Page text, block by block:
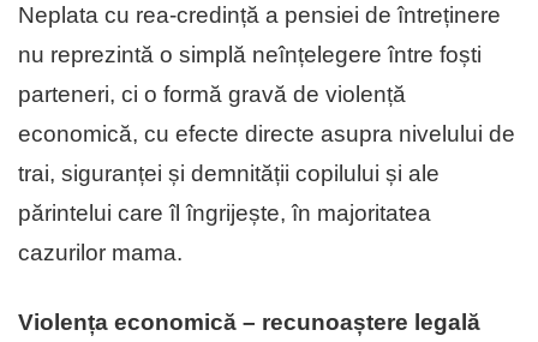
Neplata cu rea-credință a pensiei de întreținere
nu reprezintă o simplă neînțelegere între foști
parteneri, ci o formă gravă de violență
economică, cu efecte directe asupra nivelului de
trai, siguranței și demnității copilului și ale
părintelui care îl îngrijește, în majoritatea
cazurilor mama.
Violența economică – recunoaștere legală